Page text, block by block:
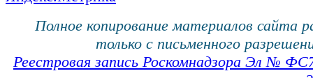
Полное копирование материалов сайта
только с письменного
Реестровая запись Роскомнадзора Эл №